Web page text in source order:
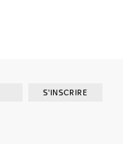
S'INSCRIRE